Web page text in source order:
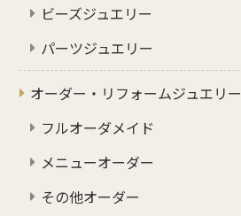
ビーズジュエリー
パーツジュエリー
オーダー・リフォームジュエリー
フルオーダメイド
メニューオーダー
その他オーダー